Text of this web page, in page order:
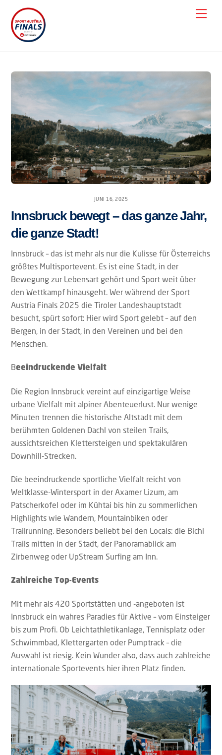
content
JUNI 16, 2025
Innsbruck bewegt – das ganze Jahr,
die ganze Stadt!
Innsbruck – das ist mehr als nur die Kulisse für Österreichs
größtes Multisportevent. Es ist eine Stadt, in der
Bewegung zur Lebensart gehört und Sport weit über
den Wettkampf hinausgeht. Wer während der Sport
Austria Finals 2025 die Tiroler Landeshauptstadt
besucht, spürt sofort: Hier wird Sport gelebt – auf den
Bergen, in der Stadt, in den Vereinen und bei den
Menschen.
Beeindruckende Vielfalt
Die Region Innsbruck vereint auf einzigartige Weise
urbane Vielfalt mit alpiner Abenteuerlust. Nur wenige
Minuten trennen die historische Altstadt mit dem
berühmten Goldenen Dachl von steilen Trails,
aussichtsreichen Klettersteigen und spektakulären
Downhill-Strecken.
Die beeindruckende sportliche Vielfalt reicht von
Weltklasse-Wintersport in der Axamer Lizum, am
Patscherkofel oder im Kühtai bis hin zu sommerlichen
Highlights wie Wandern, Mountainbiken oder
Trailrunning. Besonders beliebt bei den Locals: die Bichl
Trails mitten in der Stadt, der Panoramablick am
Zirbenweg oder UpStream Surfing am Inn.
Zahlreiche Top-Events
Mit mehr als 420 Sportstätten und -angeboten ist
Innsbruck ein wahres Paradies für Aktive – vom Einsteiger
bis zum Profi. Ob Leichtathletikanlage, Tennisplatz oder
Schwimmbad, Klettergarten oder Pumptrack – die
Auswahl ist riesig. Kein Wunder also, dass auch zahlreiche
internationale Sportevents hier ihren Platz finden.